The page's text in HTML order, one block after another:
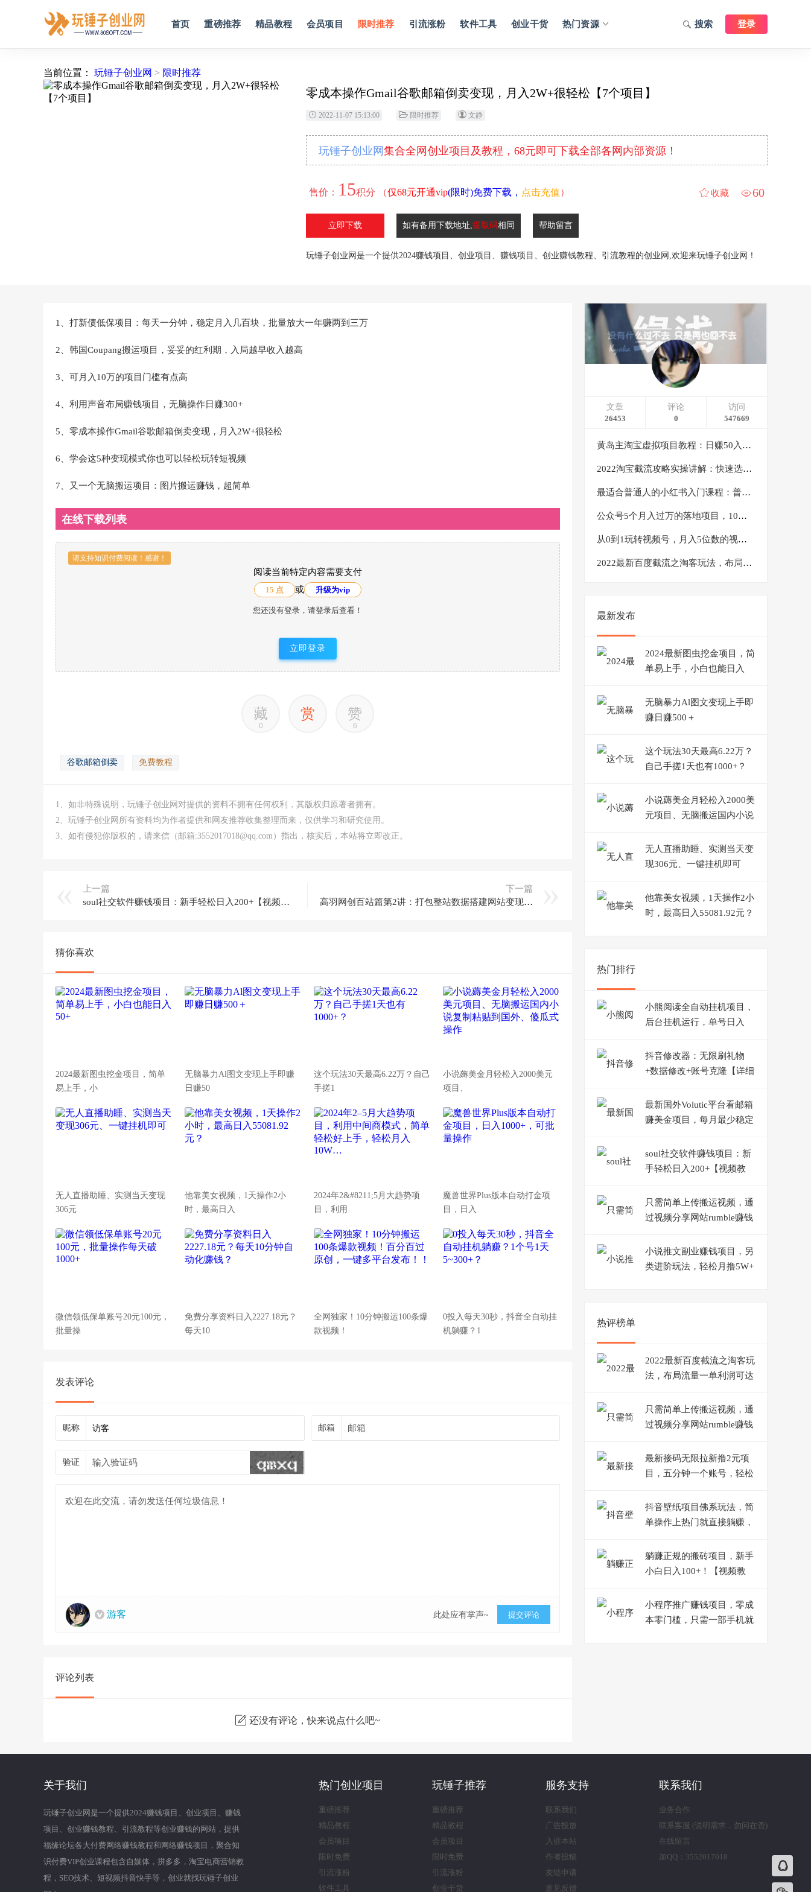
首页 重磅推荐 精品教程 会员项目 限时推荐 引流涨粉 软件工具 创业干货 热门资源 登录
搜索
当前位置： 玩锤子创业网 > 限时推荐
零成本操作Gmail谷歌邮箱倒卖变现，月入2W+很轻松【7个项目】
2022-11-07 15:13:00 限时推荐 文静
玩锤子创业网 集合全网创业项目及教程，68元即可下载全部各网内部资源！
售价： 15积分 （仅68元开通vip(限时)免费下载， 点击充值） 60
收藏
立即下载 如有备用下载地址,提取码相同 帮助留言
玩锤子创业网是一个提供2024赚钱项目、创业项目、赚钱项目、创业赚钱教程、引流教程的创业网,欢迎来玩锤子创业网！
1、打新债低保项目：每天一分钟，稳定月入几百块，批量放大一年赚两到三万
2、韩国Coupang搬运项目，妥妥的红利期，入局越早收入越高
3、可月入10万的项目门槛有点高
4、利用声音布局赚钱项目，无脑操作日赚300+
5、零成本操作Gmail谷歌邮箱倒卖变现，月入2W+很轻松
6、学会这5种变现模式你也可以轻松玩转短视频
7、又一个无脑搬运项目：图片搬运赚钱，超简单
在线下载列表
请支持知识付费阅读！感谢！
阅读当前特定内容需要支付
15 点 或 升级为vip
您还没有登录，请登录后查看！
立即登录
藏
0
赏 赞
6
谷歌邮箱倒卖 免费教程
1、如非特殊说明，玩锤子创业网对提供的资料不拥有任何权利，其版权归原著者拥有。
2、玩锤子创业网所有资料均为作者提供和网友推荐收集整理而来，仅供学习和研究使用。
3、如有侵犯你版权的，请来信（邮箱:3552017018@qq.com）指出，核实后，本站将立即改正。
上一篇
soul社交软件赚钱项目：新手轻松日入200+【视频教程】
下一篇
高羽网创百站篇第2讲：打包整站数据搭建网站变现机器
猜你喜欢
2024最新图虫挖金项目，简单
易上手，小
无脑暴力Al图文变现上手即赚
日赚50
这个玩法30天最高6.22万？自己
手搓1
小说薅美金月轻松入2000美元
项目、
无人直播助睡、实测当天变现
306元
他靠美女视频，1天操作2小
时，最高日入
2024年2&#8211;5月大趋势项
目，利用
魔兽世界Plus版本自动打金项
目，日入
微信领低保单账号20元100元，
批量操
免费分享资料日入2227.18元？
每天10
全网独家！10分钟搬运100条爆
款视频！
0投入每天30秒，抖音全自动挂
机躺赚？1
发表评论
昵称 邮箱
验证
游客 此处应有掌声~ 提交评论
评论列表
还没有评论，快来说点什么吧~
文章
26453
评论
0
访问
547669
黄岛主淘宝虚拟项目教程：日赚50入门基础班（两节课附配套资料）
2022淘宝截流攻略实操讲解：快速选品+直接复制+快速起店
最适合普通人的小红书入门课程：普通人如何通过做小红书年入50万
公众号5个月入过万的落地项目，10大获客渠道，实测涨粉21万
从0到1玩转视频号，月入5位数的视频号搬运项目，定位+选品+制作+变现全流程
2022最新百度截流之淘客玩法，布局流量一单利润可达300+【视频课程】
最新发布
2024最新图虫挖金项目，简
单易上手，小白也能日入
无脑暴力Al图文变现上手即
赚日赚500＋
这个玩法30天最高6.22万？
自己手搓1天也有1000+？
小说薅美金月轻松入2000美
元项目、无脑搬运国内小说
作
无人直播助睡、实测当天变
现306元、一键挂机即可
他靠美女视频，1天操作2小
时，最高日入55081.92元？
热门排行
小熊阅读全自动挂机项目，
后台挂机运行，单号日入
抖音修改器：无限刷礼物
+数据修改+账号克隆【详细
最新国外Volutic平台看邮箱
赚美金项目，每月最少稳定
soul社交软件赚钱项目：新
手轻松日入200+【视频教
只需简单上传搬运视频，通
过视频分享网站rumble赚钱
小说推文副业赚钱项目，另
类进阶玩法，轻松月撸5W+
热评榜单
2022最新百度截流之淘客玩
法，布局流量一单利润可达
只需简单上传搬运视频，通
过视频分享网站rumble赚钱
最新接码无限拉新撸2元项
目，五分钟一个账号，轻松
抖音壁纸项目佛系玩法，简
单操作上热门就直接躺赚，
躺赚正规的搬砖项目，新手
小白日入100+！【视频教
小程序推广赚钱项目，零成
本零门槛，只需一部手机就
关于我们
玩锤子创业网是一个提供2024赚钱项目、创业项目、赚钱
项目、创业赚钱教程、引流教程等创业赚钱的网站，提供
福缘论坛各大付费网络赚钱教程和网络赚钱项目，聚合知
识付费VIP创业课程包含自媒体，拼多多，淘宝电商营销教
程，SEO技术、短视频抖音快手等，创业就找玩锤子创业
热门创业项目
重磅推荐
精品教程
会员项目
限时免费
引流涨粉
软件工具
玩锤子推荐
重磅推荐
精品教程
会员项目
限时免费
引流涨粉
创业干货
服务支持
联系我们
广告投放
入驻本站
作者投稿
友链申请
意见反馈
联系我们
业务合作
联系客服 (说明需求，勿问在否)
在线留言
加QQ：3552017018